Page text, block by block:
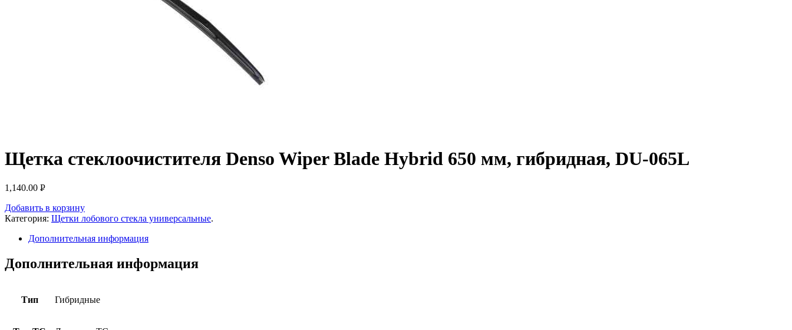
Щетка стеклоочистителя Denso Wiper Blade Hybrid 650 мм, гибридная, DU-065L
1,140.00 Р
Добавить в корзину
Категория: Щетки лобового стекла универсальные.
Дополнительная информация
Дополнительная информация
Тип Гибридные